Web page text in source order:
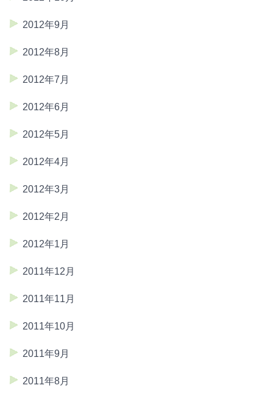
2012年9月
2012年8月
2012年7月
2012年6月
2012年5月
2012年4月
2012年3月
2012年2月
2012年1月
2011年12月
2011年11月
2011年10月
2011年9月
2011年8月